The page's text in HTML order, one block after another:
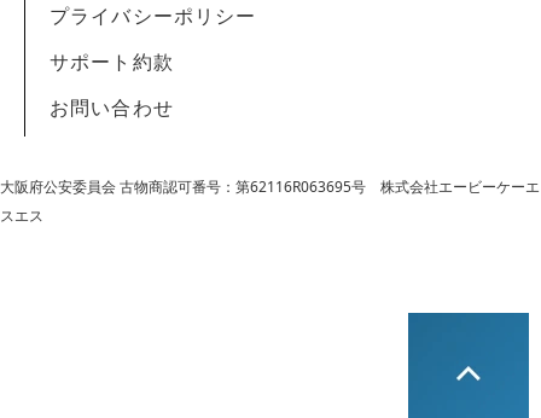
プライバシーポリシー
サポート約款
お問い合わせ
大阪府公安委員会 古物商認可番号：第62116R063695号 株式会社エービーケーエ
スエス